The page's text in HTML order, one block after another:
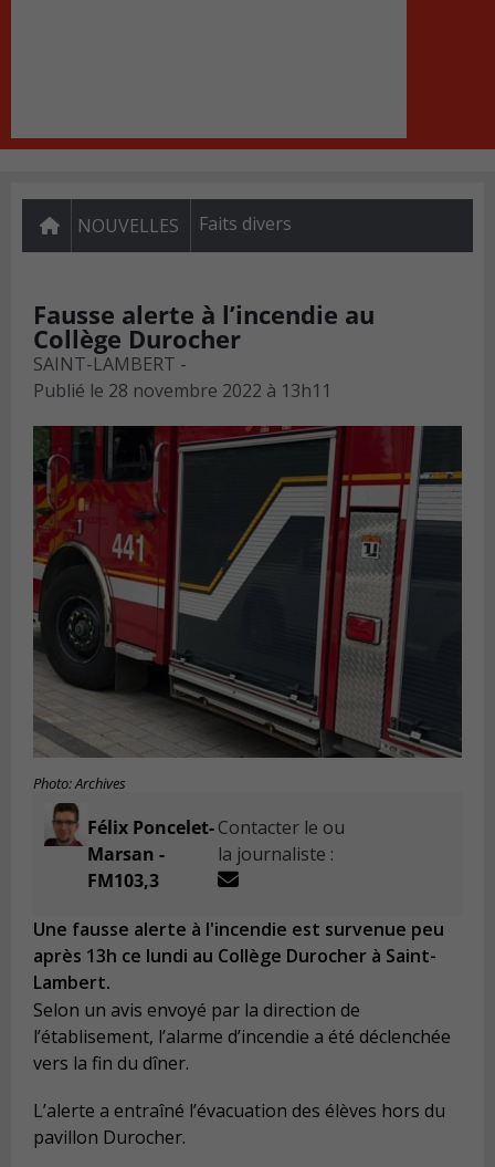
NOUVELLES Faits divers
Fausse alerte à l’incendie au
Collège Durocher
SAINT-LAMBERT -
Publié le 28 novembre 2022 à 13h11
Photo: Archives
Félix Poncelet-
Marsan -
FM103,3
Contacter le ou
la journaliste :
Une fausse alerte à l'incendie est survenue peu
après 13h ce lundi au Collège Durocher à Saint-
Lambert.
Selon un avis envoyé par la direction de
l’établisement, l’alarme d’incendie a été déclenchée
vers la fin du dîner.
L’alerte a entraîné l’évacuation des élèves hors du
pavillon Durocher.